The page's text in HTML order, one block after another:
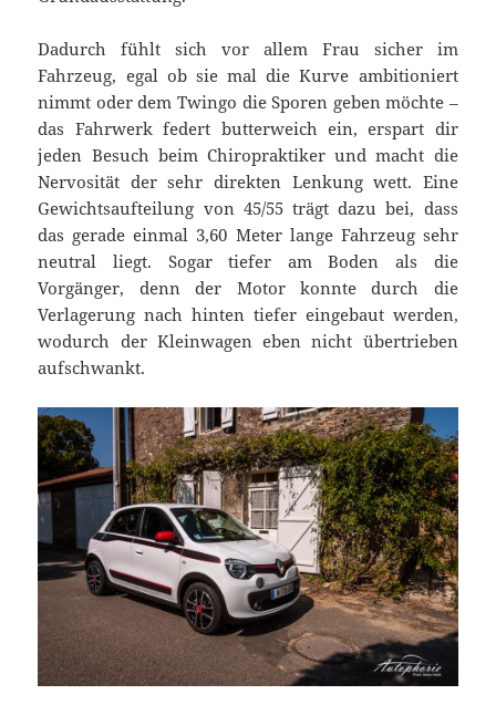
Dadurch fühlt sich vor allem Frau sicher im
Fahrzeug, egal ob sie mal die Kurve ambitioniert
nimmt oder dem Twingo die Sporen geben möchte –
das Fahrwerk federt butterweich ein, erspart dir
jeden Besuch beim Chiropraktiker und macht die
Nervosität der sehr direkten Lenkung wett. Eine
Gewichtsaufteilung von 45/55 trägt dazu bei, dass
das gerade einmal 3,60 Meter lange Fahrzeug sehr
neutral liegt. Sogar tiefer am Boden als die
Vorgänger, denn der Motor konnte durch die
Verlagerung nach hinten tiefer eingebaut werden,
wodurch der Kleinwagen eben nicht übertrieben
aufschwankt.